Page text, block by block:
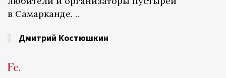
в Самарканде. ..
Дмитрий Костюшкин